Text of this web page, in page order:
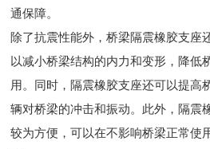
通保障。
除了抗震性能外，桥梁隔震橡胶支座
以减小桥梁结构的内力和变形，降低
用。同时，隔震橡胶支座还可以提高
辆对桥梁的冲击和振动。此外，隔震
较为方便，可以在不影响桥梁正常使